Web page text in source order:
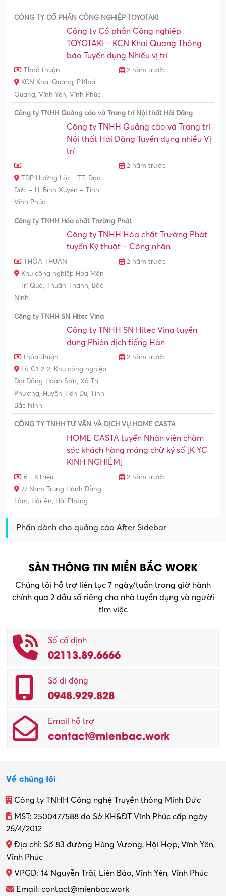
CÔNG TY CỔ PHẦN CÔNG NGHIỆP TOYOTAKI
Công ty Cổ phần Công nghiêp
TOYOTAKI – KCN Khai Quang Thông
báo Tuyển dụng Nhiều vị trí
Thoả thuận
2 năm trước
KCN Khai Quang, P.Khai
Quang, Vĩnh Yên, Vĩnh Phúc
Công ty TNHH Quảng cáo và Trang trí Nội thất Hải Đăng
Công ty TNHH Quảng cáo và Trang trí
Nội thất Hải Đăng Tuyển dụng nhiều Vị
trí
2 năm trước
TDP Hưởng Lộc - TT. Đạo
Đức – H. Bình Xuyên – Tỉnh
Vĩnh Phúc
Công ty TNHH Hóa chất Trường Phát
Công ty TNHH Hóa chất Trường Phát
tuyển Kỹ thuật – Công nhân
THỎA THUẬN
2 năm trước
Khu công nghiệp Hòa Mãn
– Trí Quả, Thuận Thành, Bắc
Ninh.
Công ty TNHH SN Hitec Vina
Công ty TNHH SN Hitec Vina tuyển
dụng Phiên dịch tiếng Hàn
thỏa thuận
2 năm trước
Lô G1-2-2, Khu công nghiệp
Đại Đồng-Hoàn Sơn, Xã Tri
Phương, Huyện Tiên Du, Tỉnh
Bắc Ninh
CÔNG TY TNHH TƯ VẤN VÀ DỊCH VỤ HOME CASTA
HOME CASTA tuyển Nhân viên chăm
sóc khách hàng mảng chữ ký số [K YC
KINH NGHIỆM]
6 - 8 triệu
2 năm trước
77 Nam Trung Hành Đằng
Lâm, Hải An, Hải Phòng
Phần dành cho quảng cáo After Sidebar
SÀN THÔNG TIN MIỀN BẮC WORK
Chúng tôi hỗ trợ liên tục 7 ngày/tuần trong giờ hành
chính qua 2 đầu số riêng cho nhà tuyển dụng và người
tìm việc
Số cố định
02113.89.6666
Số di động
0948.929.828
Email hỗ trợ
contact@mienbac.work
Về chúng tôi
Công ty TNHH Công nghệ Truyền thông Minh Đức
MST: 2500477588 do Sở KH&ĐT Vĩnh Phúc cấp ngày
26/4/2012
Địa chỉ: Số 83 đường Hùng Vương, Hội Hợp, Vĩnh Yên,
Vĩnh Phúc
VPGD: 14 Nguyễn Trãi, Liên Bảo, Vĩnh Yên, Vĩnh Phúc
Email: contact@mienbac.work